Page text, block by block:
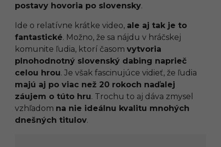
postavy hovoria po slovensky.
Ide o relatívne krátke video, ale aj tak je to
fantastické. Možno, že sa nájdu v hráčskej
komunite ľudia, ktorí časom vytvoria
plnohodnotný slovenský dabing naprieč
celou hrou. Je však fascinujúce vidieť, že ľudia
majú aj po viac než 20 rokoch naďalej
záujem o túto hru. Trochu to aj dáva zmysel
vzhľadom na nie ideálnu kvalitu mnohých
dnešných titulov.